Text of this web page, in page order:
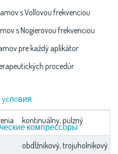
компрессоры
s Vollovou frekvenciou
s Nogierovou frekvenciou
pre každý aplikátor
procedúr
kontinuálny, pulzný
obdĺžnikový, trojuholníkový